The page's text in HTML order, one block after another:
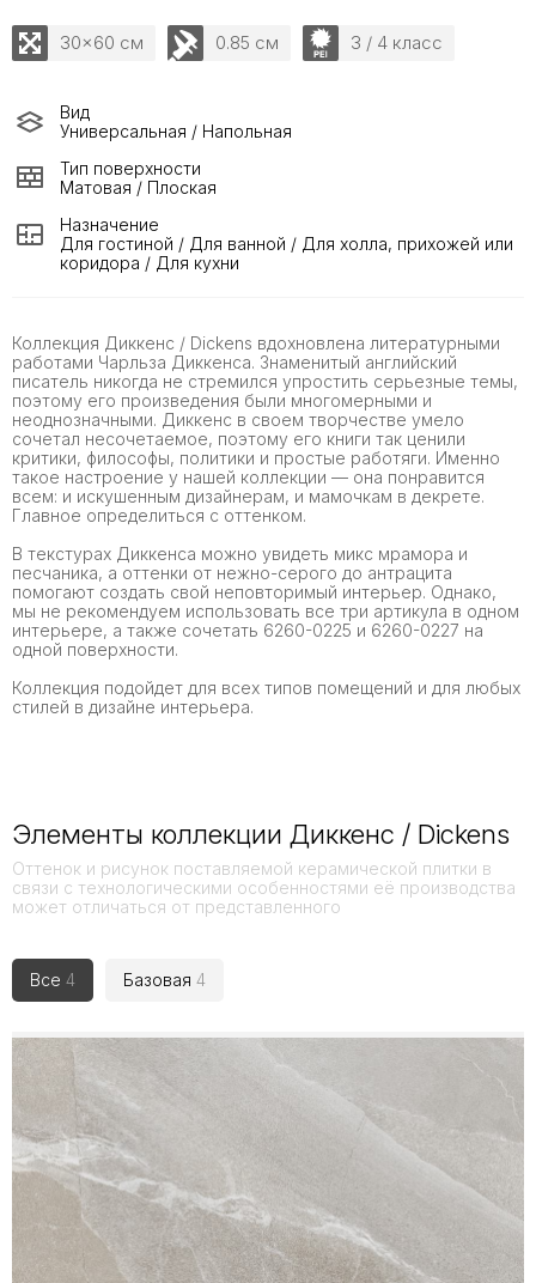
Коллекция Диккенс / Dickens вдохновлена литературными
работами Чарльза Диккенса. Знаменитый английский
писатель никогда не стремился упростить серьезные темы,
поэтому его произведения были многомерными и
неоднозначными. Диккенс в своем творчестве умело
сочетал несочетаемое, поэтому его книги так ценили
критики, философы, политики и простые работяги. Именно
такое настроение у нашей коллекции — она понравится
всем: и искушенным дизайнерам, и мамочкам в декрете.
Главное определиться с оттенком.
В текстурах Диккенса можно увидеть микс мрамора и
песчаника, а оттенки от нежно-серого до антрацита
помогают создать свой неповторимый интерьер. Однако,
мы не рекомендуем использовать все три артикула в одном
интерьере, а также сочетать 6260-0225 и 6260-0227 на
одной поверхности.
Коллекция подойдет для всех типов помещений и для любых
стилей в дизайне интерьера.
30x60 см 0.85 см 3 / 4 класс
Вид
Универсальная / Напольная
Тип поверхности
Матовая / Плоская
Назначение
Для гостиной / Для ванной / Для холла, прихожей или
коридора / Для кухни
Элементы коллекции Диккенс / Dickens
Оттенок и рисунок поставляемой керамической плитки в
связи с технологическими особенностями её производства
может отличаться от представленного
Все 4 Базовая 4